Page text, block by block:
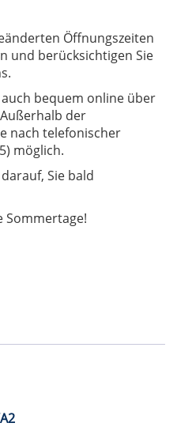
Öffnungszeiten
und berücksichtigen Sie
bequem online über
der
nach telefonischer
möglich.
Sie bald
Sommertage!